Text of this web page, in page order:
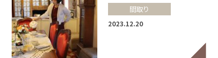
間取り
2023.12.20